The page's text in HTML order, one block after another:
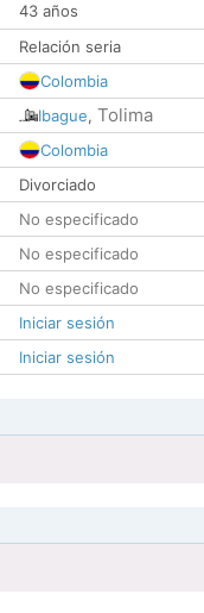
43 años
Relación seria
Colombia
Ibague, Tolima
Colombia
Divorciado
No especificado
No especificado
No especificado
Iniciar sesión
Iniciar sesión